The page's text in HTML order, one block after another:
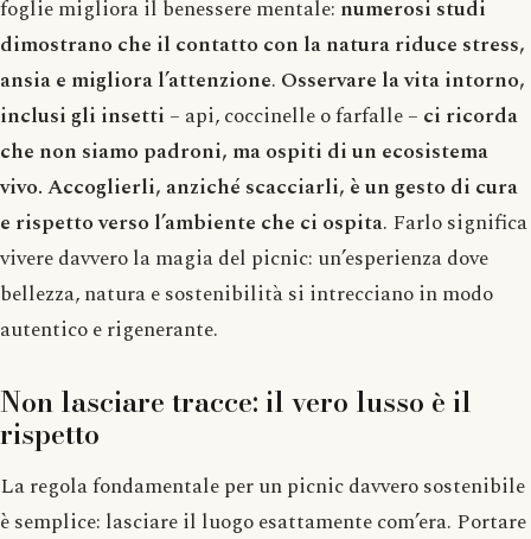
foglie migliora il benessere mentale: numerosi studi
dimostrano che il contatto con la natura riduce stress,
ansia e migliora l’attenzione. Osservare la vita intorno,
inclusi gli insetti – api, coccinelle o farfalle – ci ricorda
che non siamo padroni, ma ospiti di un ecosistema
vivo. Accoglierli, anziché scacciarli, è un gesto di cura
e rispetto verso l’ambiente che ci ospita. Farlo significa
vivere davvero la magia del picnic: un’esperienza dove
bellezza, natura e sostenibilità si intrecciano in modo
autentico e rigenerante.
Non lasciare tracce: il vero lusso è il
rispetto
La regola fondamentale per un picnic davvero sostenibile
è semplice: lasciare il luogo esattamente com’era. Portare